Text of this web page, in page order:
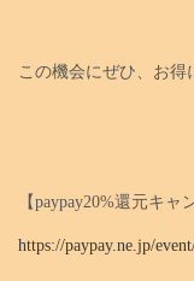
この機会にぜひ、お
【paypay20%還元キャ
https://paypay.ne.jp/